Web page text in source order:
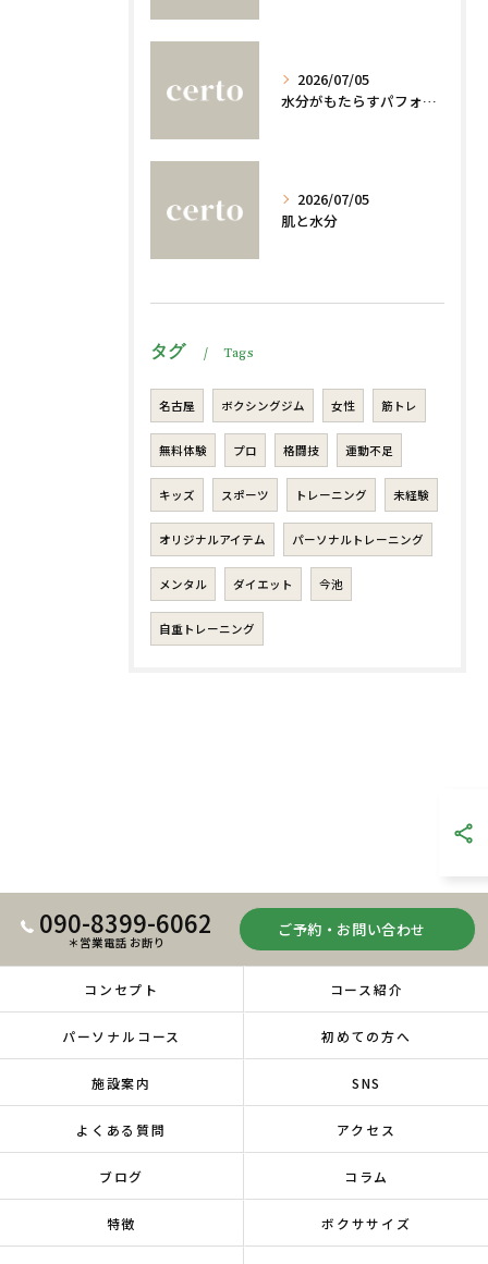
2026/07/05
水分がもたらすパフォーマンスへの影響
2026/07/05
肌と水分
タグ Tags
名古屋 ボクシングジム 女性 筋トレ
無料体験 プロ 格闘技 運動不足
キッズ スポーツ トレーニング 未経験
オリジナルアイテム パーソナルトレーニング
メンタル ダイエット 今池
自重トレーニング
090-8399-6062
＊営業電話 お断り
ご予約・お問い合わせ
コンセプト コース紹介
パーソナルコース 初めての方へ
施設案内 SNS
よくある質問 アクセス
ブログ コラム
特徴 ボクササイズ